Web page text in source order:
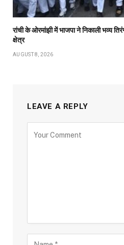
रांची के ओरमांझी में भाजपा ने निकाली भव्य
क्षेत्र
AUGUST 8, 2026
LEAVE A REPLY